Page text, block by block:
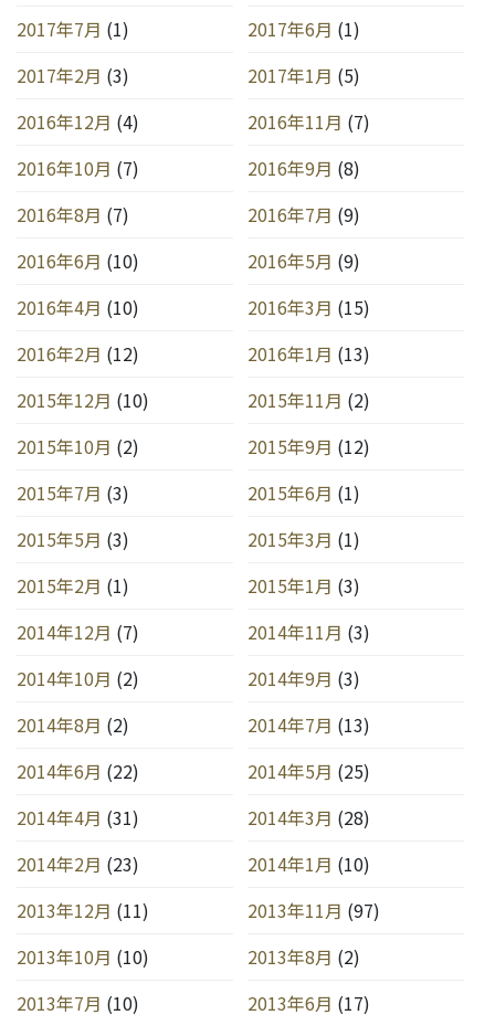
2017年7月 (1) 2017年6月 (1)
2017年2月 (3) 2017年1月 (5)
2016年12月 (4) 2016年11月 (7)
2016年10月 (7) 2016年9月 (8)
2016年8月 (7) 2016年7月 (9)
2016年6月 (10) 2016年5月 (9)
2016年4月 (10) 2016年3月 (15)
2016年2月 (12) 2016年1月 (13)
2015年12月 (10) 2015年11月 (2)
2015年10月 (2) 2015年9月 (12)
2015年7月 (3) 2015年6月 (1)
2015年5月 (3) 2015年3月 (1)
2015年2月 (1) 2015年1月 (3)
2014年12月 (7) 2014年11月 (3)
2014年10月 (2) 2014年9月 (3)
2014年8月 (2) 2014年7月 (13)
2014年6月 (22) 2014年5月 (25)
2014年4月 (31) 2014年3月 (28)
2014年2月 (23) 2014年1月 (10)
2013年12月 (11) 2013年11月 (97)
2013年10月 (10) 2013年8月 (2)
2013年7月 (10) 2013年6月 (17)